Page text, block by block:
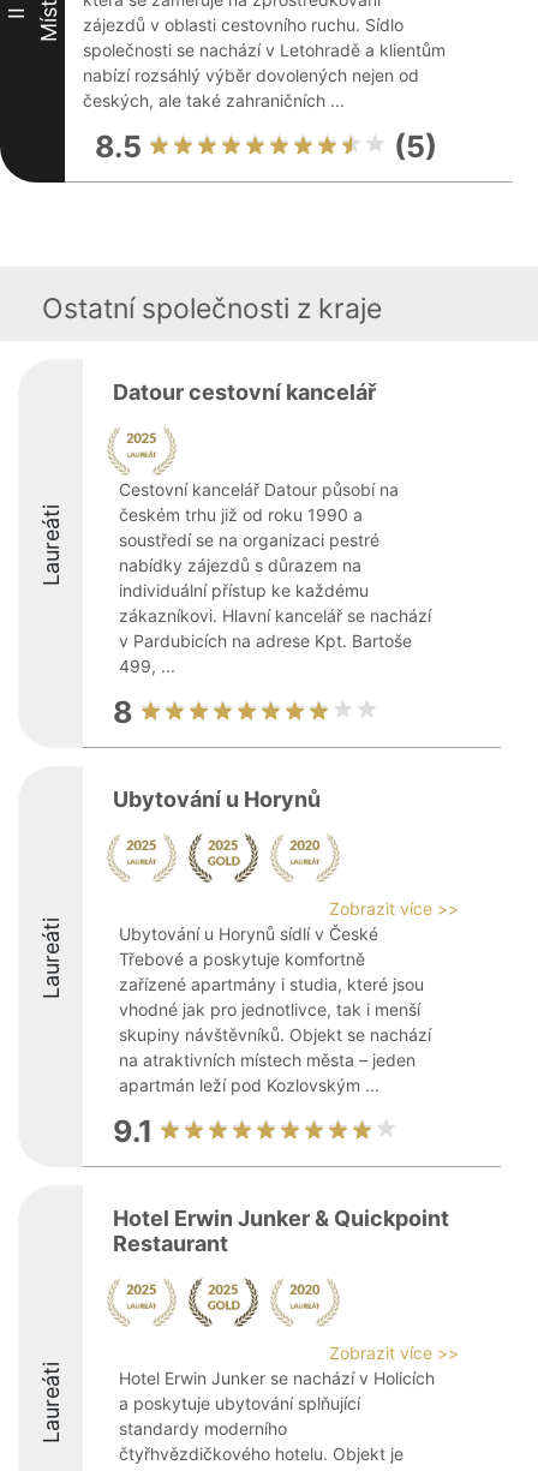
II Místo
zájezdů v oblasti cestovního ruchu. Sídlo
společnosti se nachází v Letohradě a klientům
nabízí rozsáhlý výběr dovolených nejen od
českých, ale také zahraničních ...
8.5 (5)
Ostatní společnosti z kraje
Laureáti
Datour cestovní kancelář
Cestovní kancelář Datour působí na
českém trhu již od roku 1990 a
soustředí se na organizaci pestré
nabídky zájezdů s důrazem na
individuální přístup ke každému
zákazníkovi. Hlavní kancelář se nachází
v Pardubicích na adrese Kpt. Bartoše
499, ...
8
Laureáti
Ubytování u Horynů
Zobrazit více >>
Ubytování u Horynů sídlí v České
Třebové a poskytuje komfortně
zařízené apartmány i studia, které jsou
vhodné jak pro jednotlivce, tak i menší
skupiny návštěvníků. Objekt se nachází
na atraktivních místech města – jeden
apartmán leží pod Kozlovským ...
9.1
Laureáti
Hotel Erwin Junker & Quickpoint
Restaurant
Zobrazit více >>
Hotel Erwin Junker se nachází v Holicích
a poskytuje ubytování splňující
standardy moderního
čtyřhvězdičkového hotelu. Objekt je